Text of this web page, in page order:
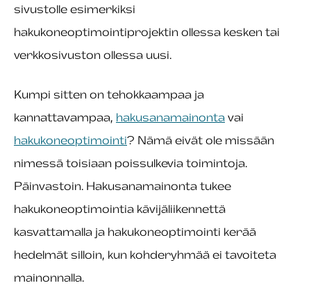
sivustolle esimerkiksi
hakukoneoptimointiprojektin ollessa kesken tai
verkkosivuston ollessa uusi.
Kumpi sitten on tehokkaampaa ja
kannattavampaa, hakusanamainontavai
hakukoneoptimointi? Nämä eivät ole missään
nimessä toisiaan poissulkevia toimintoja.
Päinvastoin. Hakusanamainonta tukee
hakukoneoptimointia kävijäliikennettä
kasvattamalla ja hakukoneoptimointi kerää
hedelmät silloin, kun kohderyhmää ei tavoiteta
mainonnalla.